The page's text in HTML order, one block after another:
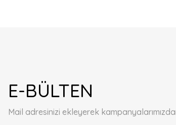
Ürün açıklamasında eksik bilgiler bulunuyor.
Ürün fiyatı diğer sitelerden daha pahalı.
E-BÜLTEN
Mail adresinizi ekleyerek